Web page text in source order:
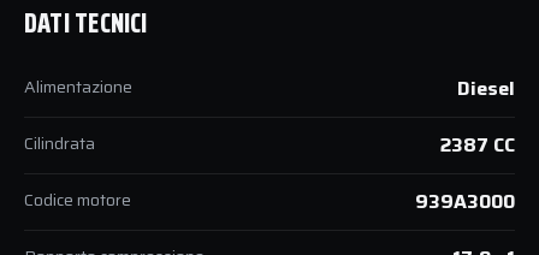
DATI TECNICI
Alimentazione Diesel
Cilindrata 2387 CC
Codice motore 939A3000